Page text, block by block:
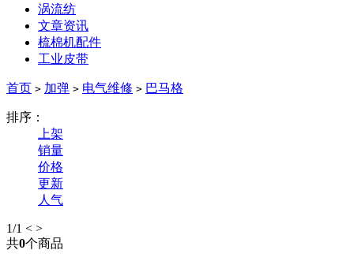
涡流纺
文章资讯
梳棉机配件
工业皮带
首页 > 加弹 > 电气维修 > 巴马格
排序：
上架
销量
价格
更新
人气
1/1 < >
共0个商品